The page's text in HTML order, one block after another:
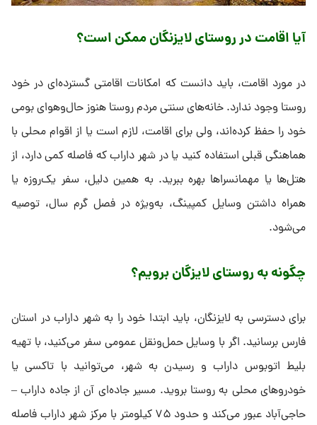
آیا اقامت در روستای لایزنگان ممکن است؟
در مورد اقامت، باید دانست که امکانات اقامتی گسترده‌ای در خود
روستا وجود ندارد. خانه‌های سنتی مردم روستا هنوز حال‌وهوای بومی
خود را حفظ کرده‌اند، ولی برای اقامت، لازم است یا از اقوام محلی با
هماهنگی قبلی استفاده کنید یا در شهر داراب که فاصله کمی دارد، از
هتل‌ها یا مهمانسراها بهره ببرید. به همین دلیل، سفر یک‌روزه یا
همراه داشتن وسایل کمپینگ، به‌ویژه در فصل گرم سال، توصیه
می‌شود.
چگونه به روستای لایزگان برویم؟
برای دسترسی به لایزنگان، باید ابتدا خود را به شهر داراب در استان
فارس برسانید. اگر با وسایل حمل‌ونقل عمومی سفر می‌کنید، با تهیه
بلیط اتوبوس داراب و رسیدن به شهر، می‌توانید با تاکسی یا
خودروهای محلی به روستا بروید. مسیر جاده‌ای آن از جاده داراب –
حاجی‌آباد عبور می‌کند و حدود ۷۵ کیلومتر با مرکز شهر داراب فاصله